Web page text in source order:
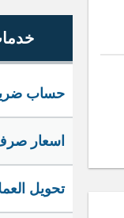
حساب
اسعار
تحويل